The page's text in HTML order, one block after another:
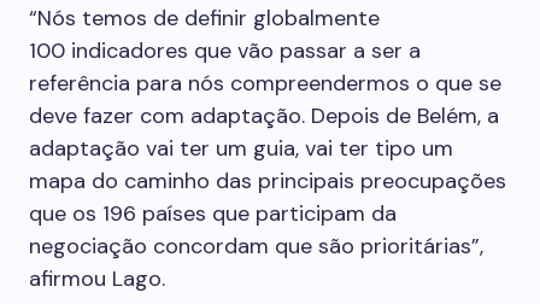
“Nós temos de definir globalmente
100 indicadores que vão passar a ser a
referência para nós compreendermos o que se
deve fazer com adaptação. Depois de Belém, a
adaptação vai ter um guia, vai ter tipo um
mapa do caminho das principais preocupações
que os 196 países que participam da
negociação concordam que são prioritárias”,
afirmou Lago.